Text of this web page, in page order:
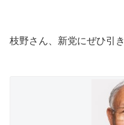
枝野さん、新党にぜひ引